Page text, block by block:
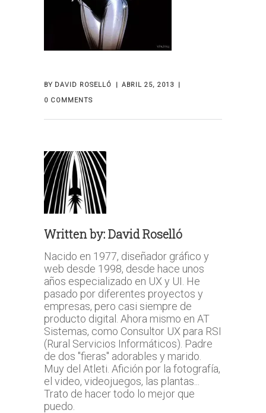
BY DAVID ROSELLÓ
ABRIL 25, 2013
0 COMMENTS
Written by:David Roselló
Nacido en 1977, diseñador gráfico y
web desde 1998, desde hace unos
años especializado en UX y UI. He
pasado por diferentes proyectos y
empresas, pero casi siempre de
producto digital. Ahora mismo en AT
Sistemas, como Consultor UX para RSI
(Rural Servicios Informáticos). Padre
de dos "fieras" adorables y marido.
Muy del Atleti. Afición por la fotografía,
el video, videojuegos, las plantas...
Trato de hacer todo lo mejor que
puedo.